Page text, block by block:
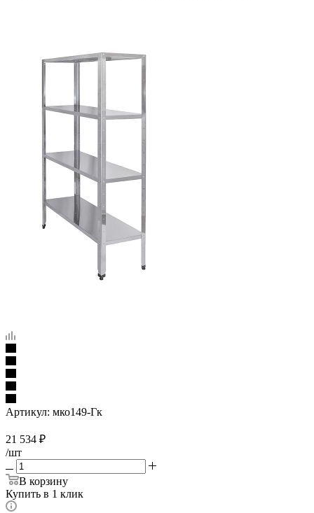
Артикул: мко149-Гк
21 534 ₽
/шт
В корзину
Купить в 1 клик